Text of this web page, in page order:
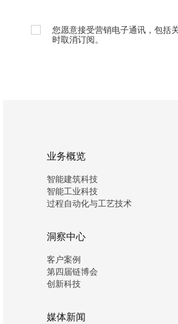
您愿意接受营销电子通讯，包括
时取消订阅。
业务概览
智能建筑科技
智能工业科技
过程自动化与工艺技术
洞察中心
客户案例
第四届链博会
创新科技
媒体新闻